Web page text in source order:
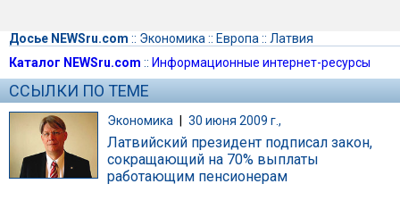
Досье NEWSru.com :: Экономика :: Европа :: Латвия
Каталог NEWSru.com :: Информационные интернет-ресурсы
ССЫЛКИ ПО ТЕМЕ
Экономика | 30 июня 2009 г.,
Латвийский президент подписал закон,
сокращающий на 70% выплаты
работающим пенсионерам